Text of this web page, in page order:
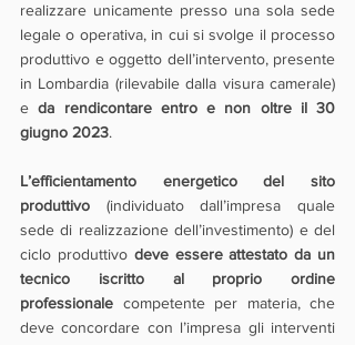
realizzare unicamente presso una sola sede
legale o operativa, in cui si svolge il processo
produttivo e oggetto dell’intervento, presente
in Lombardia (rilevabile dalla visura camerale)
e da rendicontare entro e non oltre il 30
giugno 2023.
L’efficientamento energetico del sito
produttivo (individuato dall’impresa quale
sede di realizzazione dell’investimento) e del
ciclo produttivo deve essere attestato da un
tecnico iscritto al proprio ordine
professionale competente per materia, che
deve concordare con l’impresa gli interventi